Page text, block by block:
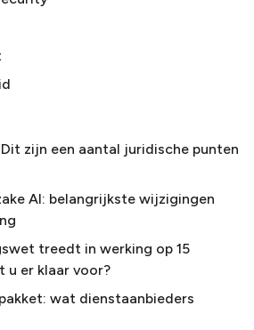
zijn een aantal juridische punten
AI: belangrijkste wijzigingen
treedt in werking op 15
u er klaar voor?
wat dienstaanbieders